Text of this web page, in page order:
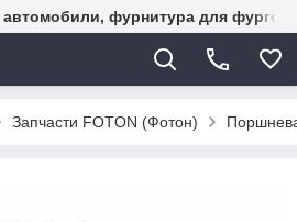
автомобили, фурнитура для
Запчасти FOTON (Фотон)